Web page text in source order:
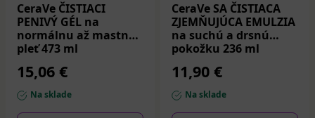
CeraVe ČISTIACI
PENIVÝ GÉL na
normálnu až mastnú
pleť 473 ml
15,06 €
Na sklade
CeraVe SA ČISTIACA
ZJEMŇUJÚCA EMULZIA
na suchú a drsnú
pokožku 236 ml
11,90 €
Na sklade